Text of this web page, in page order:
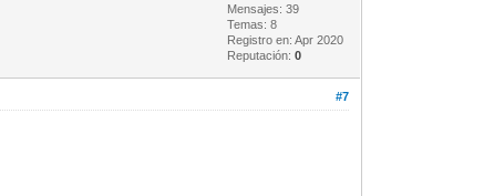
Mensajes: 39
Temas: 8
Registro en: Apr 2020
Reputación:0
#7